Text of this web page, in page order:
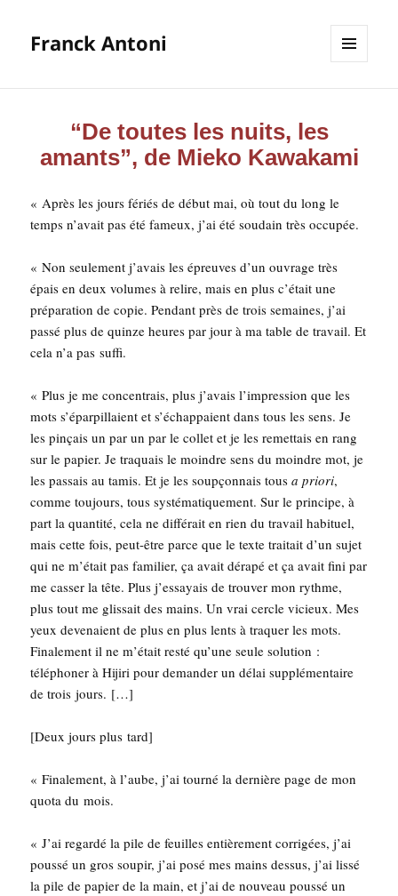
Franck Antoni
ET
“De toutes les nuits, les
amants”, de Mieko Kawakami
« Après les jours fériés de début mai, où tout du long le
temps n’avait pas été fameux, j’ai été sou­dain très occupée.
« Non seule­ment j’avais les épreuves d’un ouvrage très
épais en deux volumes à relire, mais en plus c’était une
pré­pa­ra­tion de copie. Pen­dant près de trois semaines, j’ai
pas­sé plus de quinze heures par jour à ma table de tra­vail. Et
cela n’a pas suffi.
« Plus je me concen­trais, plus j’avais l’impression que les
mots s’éparpillaient et s’échappaient dans tous les sens. Je
les pin­çais un par un par le col­let et je les remet­tais en rang
sur le papier. Je tra­quais le moindre sens du moindre mot, je
les pas­sais au tamis. Et je les soup­çon­nais tousa prio­ri,
comme tou­jours, tous sys­té­ma­ti­que­ment. Sur le prin­cipe, à
part la quan­ti­té, cela ne dif­fé­rait en rien du tra­vail habi­tuel,
mais cette fois, peut-être parce que le texte trai­tait d’un sujet
qui ne m’était pas fami­lier, ça avait déra­pé et ça avait fini par
me cas­ser la tête. Plus j’essayais de trou­ver mon rythme,
plus tout me glis­sait des mains. Un vrai cercle vicieux. Mes
yeux deve­naient de plus en plus lents à tra­quer les mots.
Fina­le­ment il ne m’était res­té qu’une seule solu­tion :
télé­pho­ner à Hiji­ri pour deman­der un délai sup­plé­men­taire
de trois jours. […]
[Deux jours plus tard]
« Fina­le­ment, à l’aube, j’ai tour­né la der­nière page de mon
quo­ta du mois.
« J’ai regar­dé la pile de feuilles entiè­re­ment cor­ri­gées, j’ai
pous­sé un gros sou­pir, j’ai posé mes mains des­sus, j’ai lis­sé
la pile de papier de la main, et j’ai de nou­veau pous­sé un